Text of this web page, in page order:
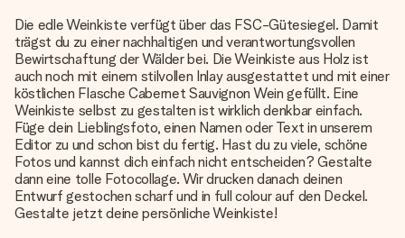
Die edle Weinkiste verfügt über das FSC-Gütesiegel. Damit
trägst du zu einer nachhaltigen und verantwortungsvollen
Bewirtschaftung der Wälder bei. Die Weinkiste aus Holz ist
auch noch mit einem stilvollen Inlay ausgestattet und mit einer
köstlichen Flasche Cabernet Sauvignon Wein gefüllt. Eine
Weinkiste selbst zu gestalten ist wirklich denkbar einfach.
Füge dein Lieblingsfoto, einen Namen oder Text in unserem
Editor zu und schon bist du fertig. Hast du zu viele, schöne
Fotos und kannst dich einfach nicht entscheiden? Gestalte
dann eine tolle Fotocollage. Wir drucken danach deinen
Entwurf gestochen scharf und in full colour auf den Deckel.
Gestalte jetzt deine persönliche Weinkiste!